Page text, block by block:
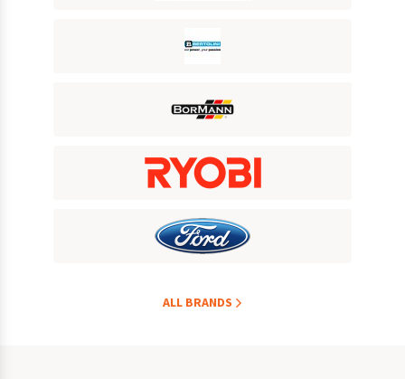
ALL BRANDS